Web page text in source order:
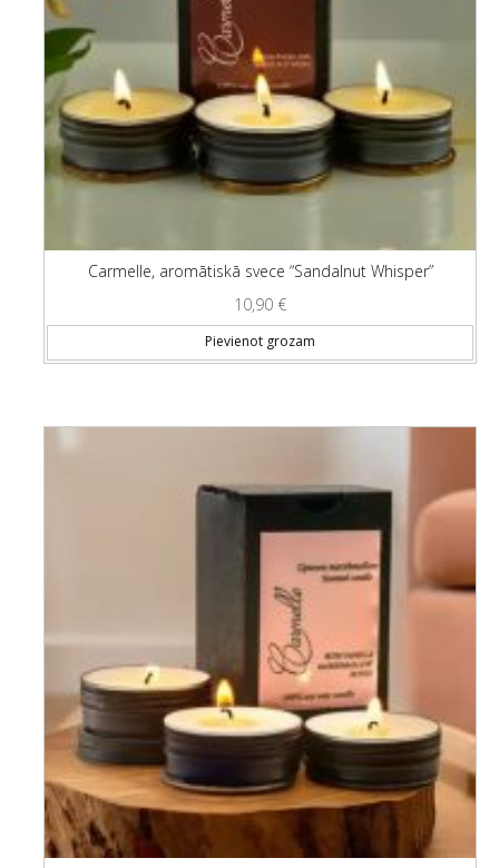
Carmelle, aromātiskā svece “Sandalnut Whisper”
10,90 €
Pievienot grozam